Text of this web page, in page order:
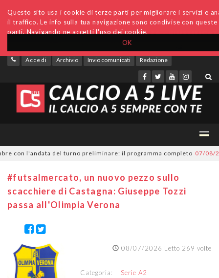
OK
Questo sito usa i cookie di terze parti per migliorare i servizi e
il traffico. Le info sulla tua navigazione sono condivise con
parti. Navigando ne accetti l'uso dei cookie.
Accedi Archivio Invio comunicati Redazione
l'andata del turno preliminare: il programma completo 07/08/2026
#futsalmercato, un nuovo pezzo sullo
scacchiere di Castagna: Giuseppe Tozzi
passa all'Olimpia Verona
08/07/2026 Letto 269 volte
Categoria: Serie A2